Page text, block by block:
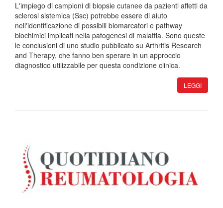
L'impiego di campioni di biopsie cutanee da pazienti affetti da
sclerosi sistemica (Ssc) potrebbe essere di aiuto
nell'identificazione di possibili biomarcatori e pathway
biochimici implicati nella patogenesi di malattia. Sono queste
le conclusioni di uno studio pubblicato su Arthritis Research
and Therapy, che fanno ben sperare in un approccio
diagnostico utilizzabile per questa condizione clinica.
LEGGI